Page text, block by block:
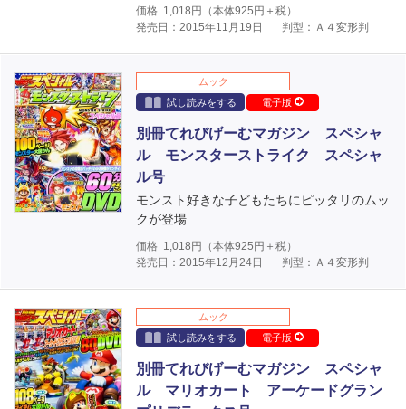
価格 1,018 円（本体925 円＋税）
発売日：2015年11月19日
判型：Ａ４変形判
ムック
試し読みをする
電子版
別冊てれびげーむマガジン スペシャ
ル モンスターストライク スペシャ
ル号
モンスト好きな子どもたちにピッタリのムッ
クが登場
価格 1,018 円（本体925 円＋税）
発売日：2015年12月24日
判型：Ａ４変形判
ムック
試し読みをする
電子版
別冊てれびげーむマガジン スペシャ
ル マリオカート アーケードグラン